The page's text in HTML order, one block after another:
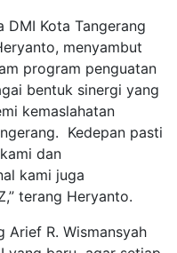
DMI Kota Tangerang
menyambut
program penguatan
bentuk sinergi yang
kemaslahatan
Kedepan pasti
dan
kami juga
terang Heryanto.
Arief R. Wismansyah